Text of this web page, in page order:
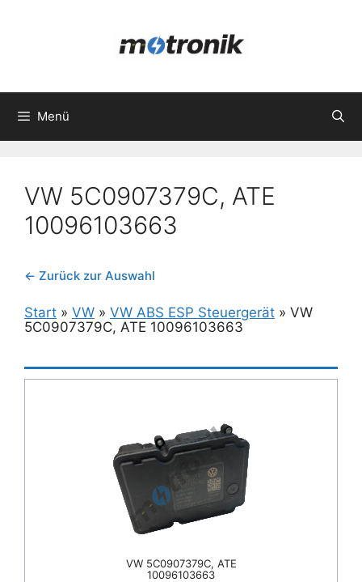
Menü
VW 5C0907379C, ATE
10096103663
← Zurück zur Auswahl
Start » VW » VW ABS ESP Steuergerät » VW
5C0907379C, ATE 10096103663
VW 5C0907379C, ATE
10096103663